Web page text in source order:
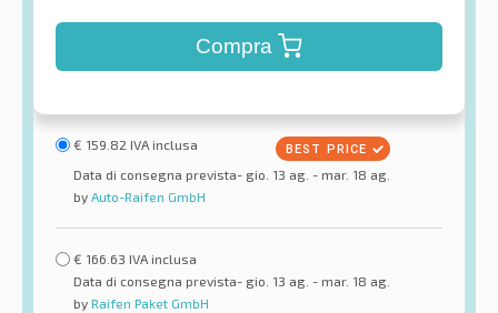
Compra
€ 159.82 IVA inclusa
Data di consegna prevista- gio. 13 ag. - mar. 18 ag.
by Auto-Raifen GmbH
€ 166.63 IVA inclusa
Data di consegna prevista- gio. 13 ag. - mar. 18 ag.
by Raifen Paket GmbH